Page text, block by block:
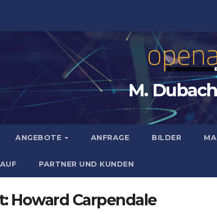
M.
ANGEBOTE ANFRAGE BILDER
PARTNER UND KUNDEN
Howard Carpendale